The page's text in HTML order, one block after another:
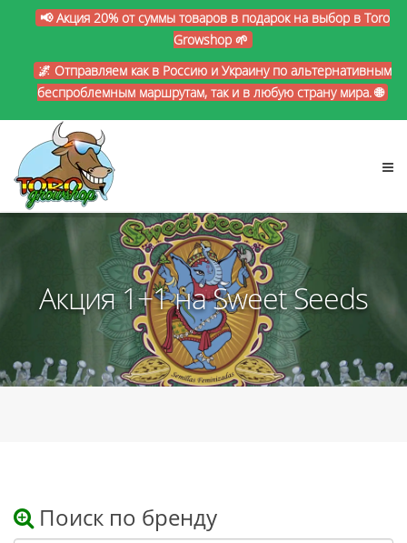
📢 Акция 20% от суммы товаров в подарок на выбор в Toro
Growshop 🌱
🌌 Отправляем как в Россию и Украину по альтернативным
беспроблемным маршрутам, так и в любую страну мира. 🌐
Акция 1+1 на Sweet Seeds
Поиск по бренду